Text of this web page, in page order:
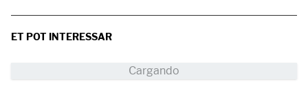
ET POT INTERESSAR